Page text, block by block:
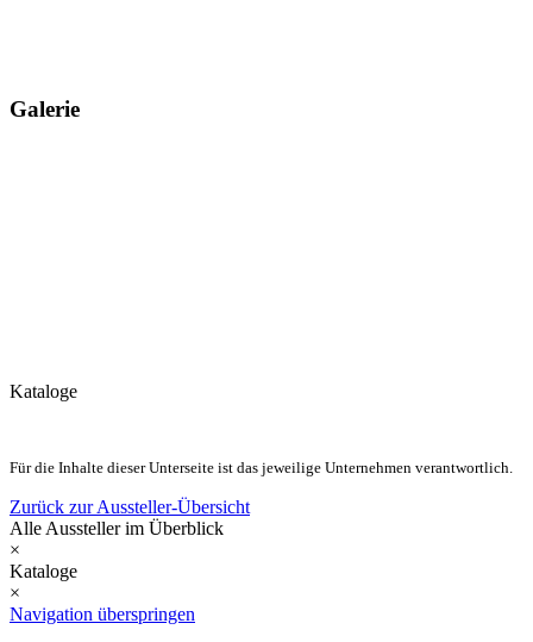
Galerie
Kataloge
Für die Inhalte dieser Unterseite ist das jeweilige Unternehmen verantwortlich.
Zurück zur Aussteller-Übersicht
Alle Aussteller im Überblick
×
Kataloge
×
Navigation überspringen